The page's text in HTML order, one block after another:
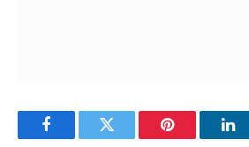
FacebookTwitter Pinterest O